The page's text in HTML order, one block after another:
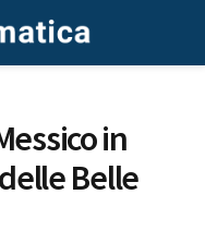
in
Belle